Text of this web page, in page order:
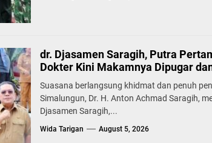
dr. Djasamen Saragih, Putra
Dokter Kini Makamnya Dipugar
Suasana berlangsung khidmat dan penuh
Simalungun, Dr. H. Anton Achmad Saragih,
Djasamen Saragih,...
Wida Tarigan August 5, 2026